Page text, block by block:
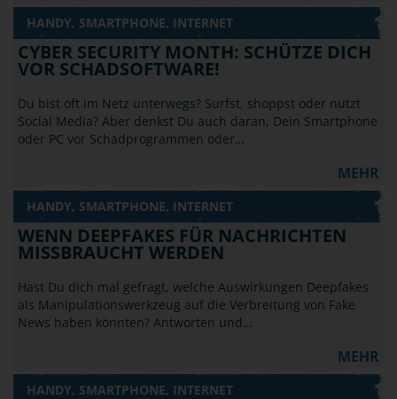
HANDY, SMARTPHONE, INTERNET
CYBER SECURITY MONTH: SCHÜTZE DICH
VOR SCHADSOFTWARE!
Du bist oft im Netz unterwegs? Surfst, shoppst oder nutzt
Social Media? Aber denkst Du auch daran, Dein Smartphone
oder PC vor Schadprogrammen oder…
MEHR
HANDY, SMARTPHONE, INTERNET
WENN DEEPFAKES FÜR NACHRICHTEN
MISSBRAUCHT WERDEN
Hast Du dich mal gefragt, welche Auswirkungen Deepfakes
als Manipulationswerkzeug auf die Verbreitung von Fake
News haben könnten? Antworten und…
MEHR
HANDY, SMARTPHONE, INTERNET